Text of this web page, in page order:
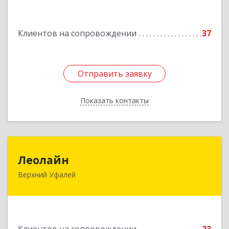
Клиентов на сопровождении 37
Отправить заявку
Показать контакты
Отправить заявку
Назад
Леолайн
Верхний Уфалей
456800, Челябинская обл, Верхний Уфалей г,